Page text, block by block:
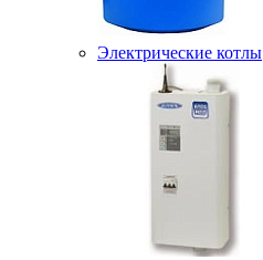
Электрические котлы